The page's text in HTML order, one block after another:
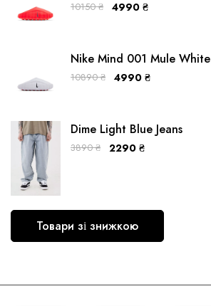
10150₴ 4990 ₴
Nike Mind 001 Mule White
10890₴ 4990 ₴
Dime Light Blue Jeans
3890₴ 2290 ₴
Товари зі знижкою